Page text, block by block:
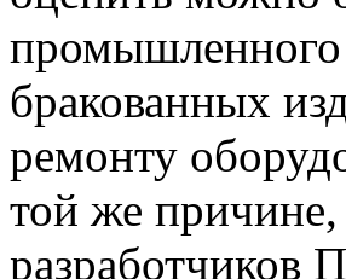
промышленного
бракованных
ремонту
той же
разработчиков